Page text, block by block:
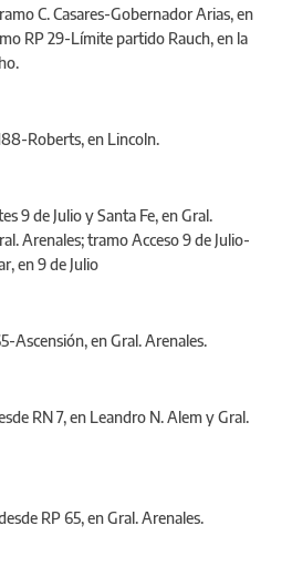
C. Casares-Gobernador Arias, en
RP 29-Límite partido Rauch, en la
Roberts, en Lincoln.
9 de Julio y Santa Fe, en Gral.
Arenales; tramo Acceso 9 de Julio-
en 9 de Julio
Ascensión, en Gral. Arenales.
RN 7, en Leandro N. Alem y Gral.
RP 65, en Gral. Arenales.